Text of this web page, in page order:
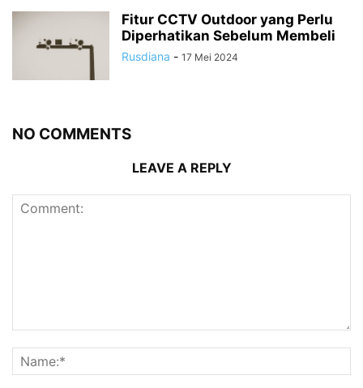
Fitur CCTV Outdoor yang Perlu
Diperhatikan Sebelum Membeli
Rusdiana - 17 Mei 2024
NO COMMENTS
LEAVE A REPLY